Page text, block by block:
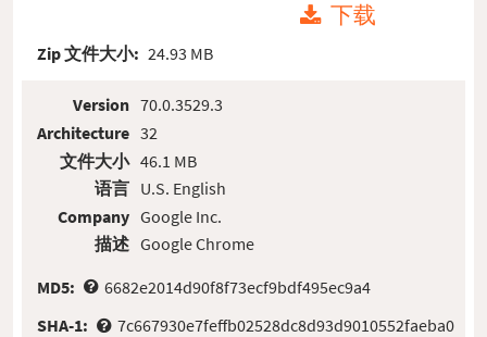
下载
Zip 文件大小: 24.93 MB
Version
Architecture
文件大小
语言
Company
描述
70.0.3529.3
32
46.1 MB
U.S. English
Google Inc.
Google Chrome
MD5:
6682e2014d90f8f73ecf9bdf495ec9a4
SHA-1:
7c667930e7feffb02528dc8d93d9010552faeba0